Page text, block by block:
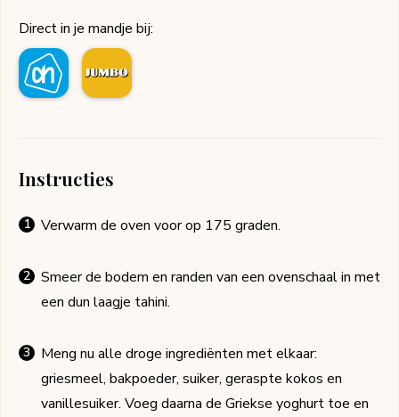
Direct in je mandje bij:
Instructies
Verwarm de oven voor op 175 graden.
Smeer de bodem en randen van een ovenschaal in met
een dun laagje tahini.
Meng nu alle droge ingrediënten met elkaar:
griesmeel, bakpoeder, suiker, geraspte kokos en
vanillesuiker. Voeg daarna de Griekse yoghurt toe en